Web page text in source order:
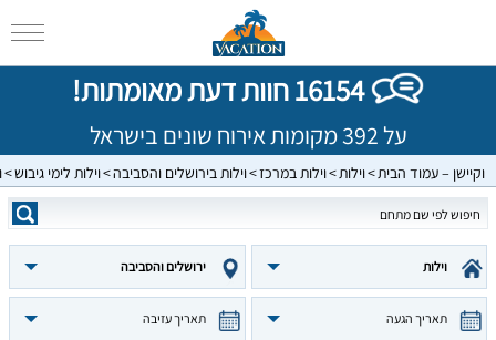
16154 חוות דעת מאומתות!
על 392 מקומות אירוח שונים בישראל
וקיישן – עמוד הבית וילות וילות במרכז וילות בירושלים והסביבה וילות לימי גיבוש
וילות ירושלים והסביבה
תאריך הגעה תאריך עזיבה